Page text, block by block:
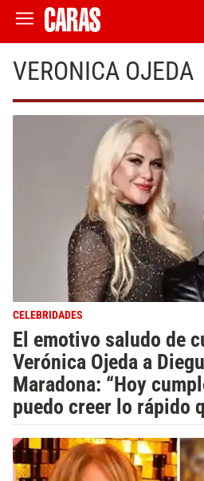
VERONICA OJEDA
CELEBRIDADES
El emotivo saludo de
Verónica Ojeda a
Maradona: “Hoy
puedo creer lo rápido